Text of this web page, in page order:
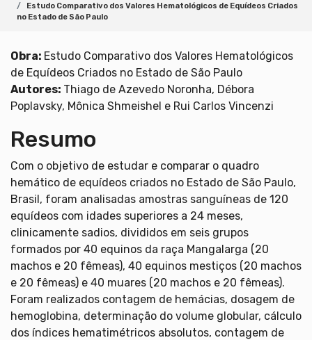
Estudo Comparativo dos Valores Hematológicos de Equídeos Criados
no Estado de São Paulo
Obra: Estudo Comparativo dos Valores Hematológicos
de Equídeos Criados no Estado de São Paulo
Autores: Thiago de Azevedo Noronha, Débora
Poplavsky, Mônica Shmeishel e Rui Carlos Vincenzi
Resumo
Com o objetivo de estudar e comparar o quadro
hemático de equídeos criados no Estado de São Paulo,
Brasil, foram analisadas amostras sanguíneas de 120
equídeos com idades superiores a 24 meses,
clinicamente sadios, divididos em seis grupos
formados por 40 equinos da raça Mangalarga (20
machos e 20 fêmeas), 40 equinos mestiços (20 machos
e 20 fêmeas) e 40 muares (20 machos e 20 fêmeas).
Foram realizados contagem de hemácias, dosagem de
hemoglobina, determinação do volume globular, cálculo
dos índices hematimétricos absolutos, contagem de